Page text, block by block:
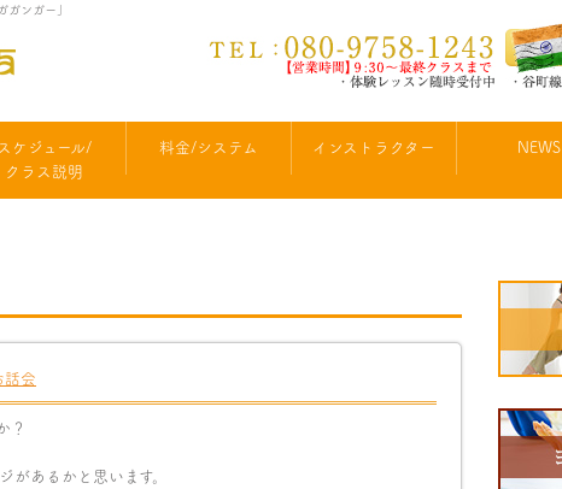
ガンガー」
スケジュール/
クラス説明
料金/システム インストラクター NEWS
話会
？
があるかと思います。